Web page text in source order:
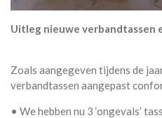
Uitleg nieuwe verbandtassen
Zoals aangegeven tijdens de
verbandtassen aangepast
• We hebben nu 3 ‘ongevals’